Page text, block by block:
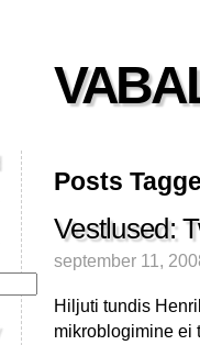
Posts
Vestlused:
september 11,
Hiljuti tundis
mikroblogimine ei